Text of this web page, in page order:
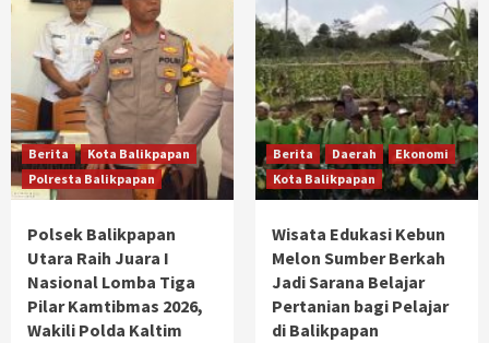
Berita
Kota Balikpapan
Polresta Balikpapan
Polsek Balikpapan
Utara Raih Juara I
Nasional Lomba Tiga
Pilar Kamtibmas 2026,
Wakili Polda Kaltim
Berita Daerah
Ekonomi
Kota Balikpapan
Wisata Edukasi Kebun
Melon Sumber Berkah
Jadi Sarana Belajar
Pertanian bagi Pelajar
di Balikpapan